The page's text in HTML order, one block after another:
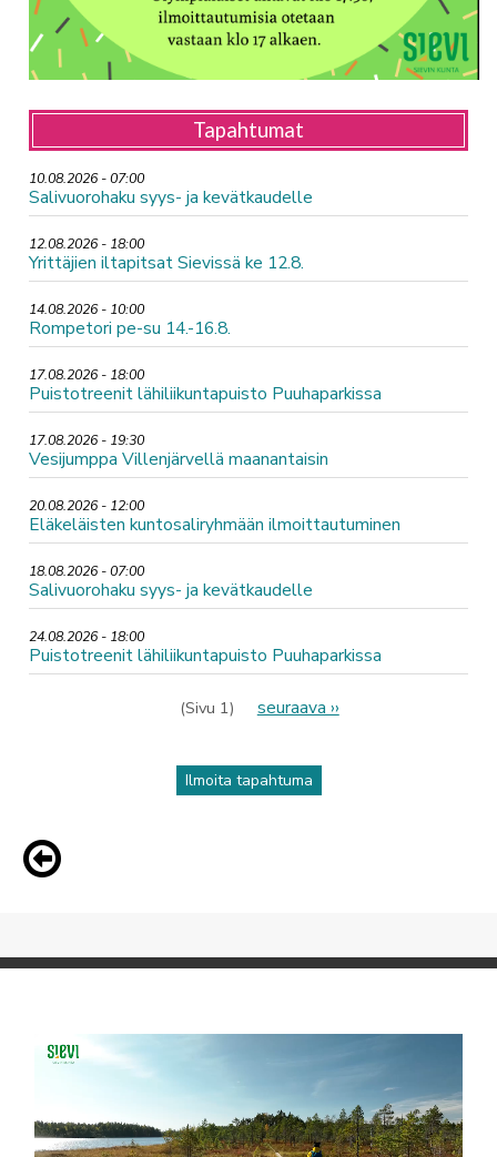
Tapahtumat
10.08.2026 - 07:00
Salivuorohaku syys- ja kevätkaudelle
12.08.2026 - 18:00
Yrittäjien iltapitsat Sievissä ke 12.8.
14.08.2026 - 10:00
Rompetori pe-su 14.-16.8.
17.08.2026 - 18:00
Puistotreenit lähiliikuntapuisto Puuhaparkissa
17.08.2026 - 19:30
Vesijumppa Villenjärvellä maanantaisin
20.08.2026 - 12:00
Eläkeläisten kuntosaliryhmään ilmoittautuminen
18.08.2026 - 07:00
Salivuorohaku syys- ja kevätkaudelle
24.08.2026 - 18:00
Puistotreenit lähiliikuntapuisto Puuhaparkissa
(Sivu 1)
Seuraava
seuraava ››
Ilmoita tapahtuma